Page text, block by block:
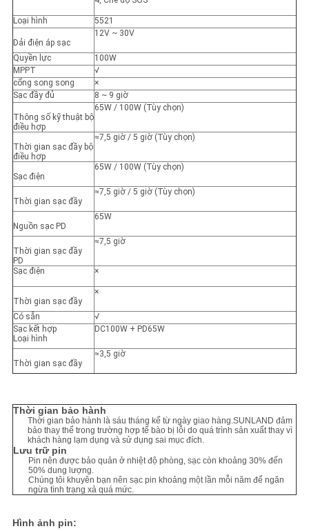
Loại hình 5521
Dải điện áp sạc
12V ~ 30V
Quyền lực
100W
MPPT
√
cổng song song
×
Sạc đầy đủ
8 ~ 9 giờ
Thông số kỹ thuật bộ
điều hợp
65W / 100W (Tùy chọn)
Thời gian sạc đầy bộ
điều hợp
≈7,5 giờ / 5 giờ (Tùy chọn)
Sạc điện
65W / 100W (Tùy chọn)
Thời gian sạc đầy
≈7,5 giờ / 5 giờ (Tùy chọn)
Nguồn sạc PD
65W
Thời gian sạc đầy
PD
≈7,5 giờ
Sạc điện ×
Thời gian sạc đầy
×
Có sẵn
√
Sạc kết hợp
Loại hình
DC100W + PD65W
Thời gian sạc đầy
≈3,5 giờ
Thời gian bảo hành
Thời gian bảo hành là sáu tháng kể từ ngày giao hàng.SUNLAND đảm
bảo thay thế trong trường hợp tế bào bị lỗi do quá trình sản xuất thay vì
khách hàng lạm dụng và sử dụng sai mục đích.
Lưu trữ pin
Pin nên được bảo quản ở nhiệt độ phòng, sạc còn khoảng 30% đến
50% dung lượng.
Chúng tôi khuyên bạn nên sạc pin khoảng một lần mỗi năm để ngăn
ngừa tình trạng xả quá mức.
Hình ảnh pin: